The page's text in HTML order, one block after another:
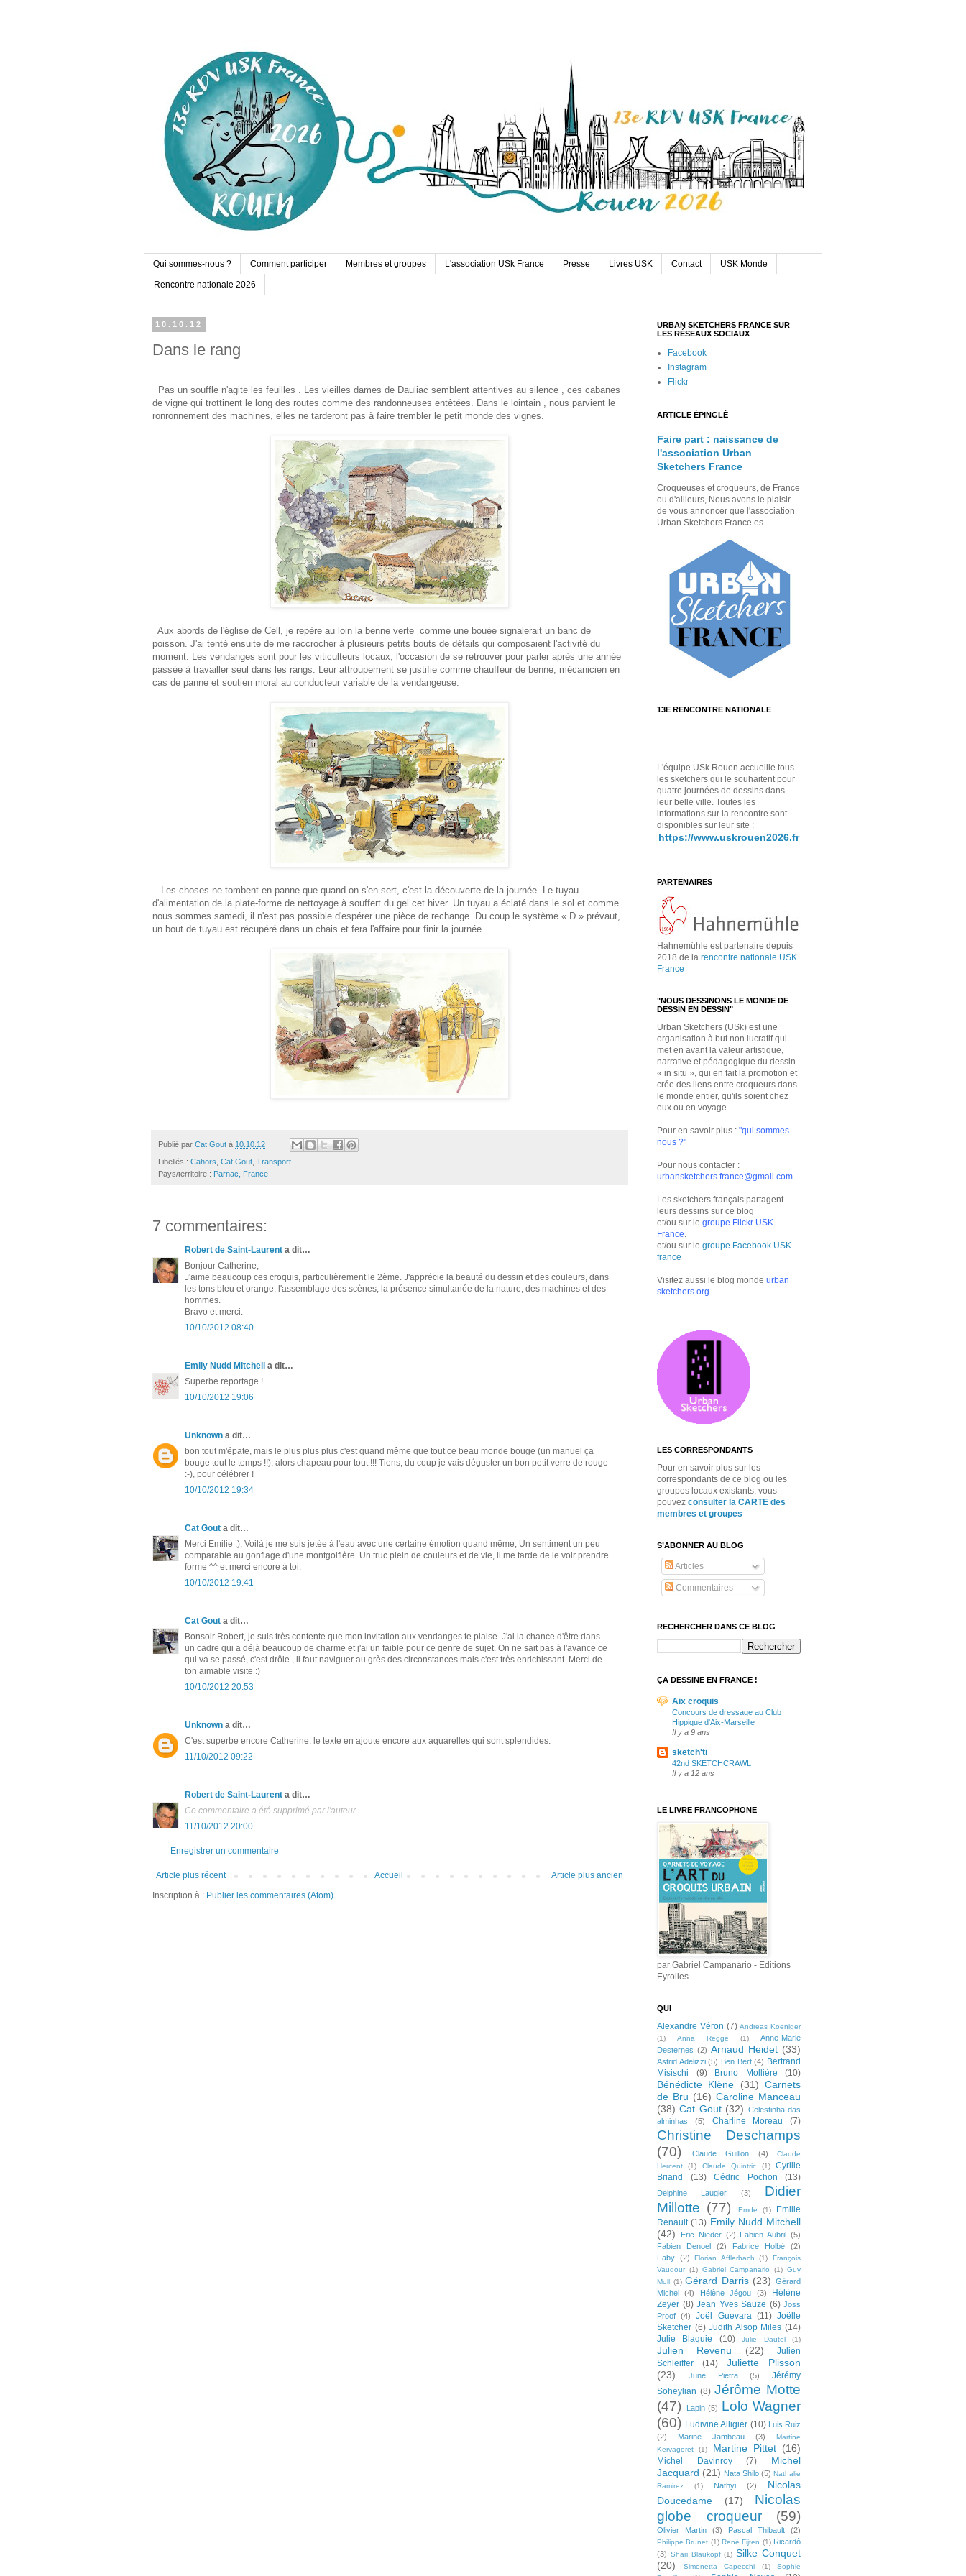
Qui sommes-nous ? Comment participer Membres et groupes L'association USk France Presse Livres USK Contact USK Monde
Rencontre nationale 2026
10.10.12
Dans le rang
Pas un souffle n'agite les feuilles . Les vieilles dames de Dauliac semblent attentives au silence , ces cabanes
de vigne qui trottinent le long des routes comme des randonneuses entêtées. Dans le lointain , nous parvient le
ronronnement des machines, elles ne tarderont pas à faire trembler le petit monde des vignes.
Aux abords de l'église de Cell, je repère au loin la benne verte comme une bouée signalerait un banc de
poisson. J'ai tenté ensuite de me raccrocher à plusieurs petits bouts de détails qui composaient l'activité du
moment. Les vendanges sont pour les viticulteurs locaux, l'occasion de se retrouver pour parler après une année
passée à travailler seul dans les rangs. Leur attroupement se justifie comme chauffeur de benne, mécanicien en
cas de panne et soutien moral au conducteur variable de la vendangeuse.
Les choses ne tombent en panne que quand on s'en sert, c'est la découverte de la journée. Le tuyau
d'alimentation de la plate-forme de nettoyage à souffert du gel cet hiver. Un tuyau a éclaté dans le sol et comme
nous sommes samedi, il n'est pas possible d'espérer une pièce de rechange. Du coup le système « D » prévaut,
un bout de tuyau est récupéré dans un chais et fera l'affaire pour finir la journée.
Publié par Cat Gout à 10.10.12
Libellés : Cahors Cat Gout Transport
Pays/territoire : Parnac, France
7 commentaires:
Robert de Saint-Laurent a dit…
Bonjour Catherine,
J'aime beaucoup ces croquis, particulièrement le 2ème. J'apprécie la beauté du dessin et des couleurs, dans
les tons bleu et orange, l'assemblage des scènes, la présence simultanée de la nature, des machines et des
hommes.
Bravo et merci.
10/10/2012 08:40
Emily Nudd Mitchell a dit…
Superbe reportage !
10/10/2012 19:06
Unknown a dit…
bon tout m'épate, mais le plus plus plus c'est quand même que tout ce beau monde bouge (un manuel ça
bouge tout le temps !!), alors chapeau pour tout !!! Tiens, du coup je vais déguster un bon petit verre de rouge
:-), pour célébrer !
10/10/2012 19:34
Cat Gout a dit…
Merci Emilie :), Voilà je me suis jetée à l'eau avec une certaine émotion quand même; Un sentiment un peu
comparable au gonflage d'une montgolfière. Un truc plein de couleurs et de vie, il me tarde de le voir prendre
forme ^^ et merci encore à toi.
10/10/2012 19:41
Cat Gout a dit…
Bonsoir Robert, je suis très contente que mon invitation aux vendanges te plaise. J'ai la chance d'être dans
un cadre qui a déjà beaucoup de charme et j'ai un faible pour ce genre de sujet. On ne sait pas à l'avance ce
qui va se passé, c'est drôle , il faut naviguer au grès des circonstances mais c'est très enrichissant. Merci de
ton aimable visite :)
10/10/2012 20:53
Unknown a dit…
C'est superbe encore Catherine, le texte en ajoute encore aux aquarelles qui sont splendides.
11/10/2012 09:22
Robert de Saint-Laurent a dit…
Ce commentaire a été supprimé par l'auteur.
11/10/2012 20:00
Enregistrer un commentaire
Article plus récent Article plus ancien
Accueil
Inscription à : Publier les commentaires (Atom)
URBAN SKETCHERS FRANCE SUR
LES RÉSEAUX SOCIAUX
Facebook
Instagram
Flickr
ARTICLE ÉPINGLÉ
Faire part : naissance de
l'association Urban
Sketchers France
Croqueuses et croqueurs, de France
ou d'ailleurs, Nous avons le plaisir
de vous annoncer que l'association
Urban Sketchers France es...
13E RENCONTRE NATIONALE
L'équipe USk Rouen accueille tous
les sketchers qui le souhaitent pour
quatre journées de dessins dans
leur belle ville. Toutes les
informations sur la rencontre sont
disponibles sur leur site :
https://www.uskrouen2026.fr
PARTENAIRES
Hahnemühle est partenaire depuis
2018 de la rencontre nationale USK
France
"NOUS DESSINONS LE MONDE DE
DESSIN EN DESSIN"
Urban Sketchers (USk) est une
organisation à but non lucratif qui
met en avant la valeur artistique,
narrative et pédagogique du dessin
« in situ », qui en fait la promotion et
crée des liens entre croqueurs dans
le monde entier, qu'ils soient chez
eux ou en voyage.
Pour en savoir plus : "qui sommes-
nous ?"
Pour nous contacter :
urbansketchers.france@gmail.com
Les sketchers français partagent
leurs dessins sur ce blog
et/ou sur le groupe Flickr USK
France
et/ou sur le groupe Facebook USK
france
Visitez aussi le blog monde urban
sketchers.org
LES CORRESPONDANTS
Pour en savoir plus sur les
correspondants de ce blog ou les
groupes locaux existants, vous
pouvez consulter la CARTE des
membres et groupes
S’ABONNER AU BLOG
Articles
Commentaires
RECHERCHER DANS CE BLOG
ÇA DESSINE EN FRANCE !
Aix croquis
Concours de dressage au Club
Hippique d'Aix-Marseille
Il y a 9 ans
sketch'ti
42nd SKETCHCRAWL
Il y a 12 ans
LE LIVRE FRANCOPHONE
par Gabriel Campanario - Editions
Eyrolles
QUI
Alexandre Véron (7) Andreas Koeniger
(1)
Anna Regge (1)
Anne-Marie
Desternes (2) Arnaud Heidet (33)
Astrid Adelizzi (5) Ben Bert (4) Bertrand
Misischi
(9) Bruno Mollière (10)
Bénédicte Klène (31) Carnets
de Bru (16) Caroline Manceau
(38) Cat Gout (32) Celestinha das
alminhas
(5) Charline Moreau (7)
Christine Deschamps
(70)
Claude Guillon (4)
Claude
Hercent
(1) Claude Quintric (1)
Cyrille
Briand
(13) Cédric Pochon (13)
Delphine Laugier (3)
Didier
Millotte (77) Emdé (1)
Emilie
Renault (13) Emily Nudd Mitchell
(42)
Eric Nieder (2) Fabien Aubril (5)
Fabien Denoel
(2) Fabrice Holbé
(2)
Faby (2) Florian Afflerbach (1)
François
Vaudour (1) Gabriel Campanario (1) Guy
Moll (1) Gérard Darris (23) Gérard
Michel
(4) Hélène Jégou (3)
Hélène
Zeyer (8) Jean Yves Sauze (6) Joss
Proof
(4) Joël Guevara (11) Joëlle
Sketcher (6) Judith Alsop Miles (14)
Julie Blaquie
(10) Julie Dautel (1)
Julien Revenu (22)
Julien
Schleiffer
(14)
Juliette Plisson
(23)
June Pietra (5)
Jérémy
Soheylian (8) Jérôme Motte
(47)
Lapin (5) Lolo Wagner
(60) Ludivine Alligier (10) Luis Ruiz
(2)
Marine Jambeau (3)
Martine
Kervagoret
(1) Martine Pittet (16)
Michel Davinroy (7)
Michel
Jacquard (21) Nata Shilo (5) Nathalie
Ramirez
(1) Nathyi (2)
Nicolas
Doucedame
(17)
Nicolas
globe croqueur
(59)
Olivier Martin (3) Pascal Thibault (2)
Philippe Brunet (1) René Fijten (1) Ricardô
(3) Shari Blaukopf (1) Silke Conquet
(20)
Simonetta Capecchi (1)
Sophie